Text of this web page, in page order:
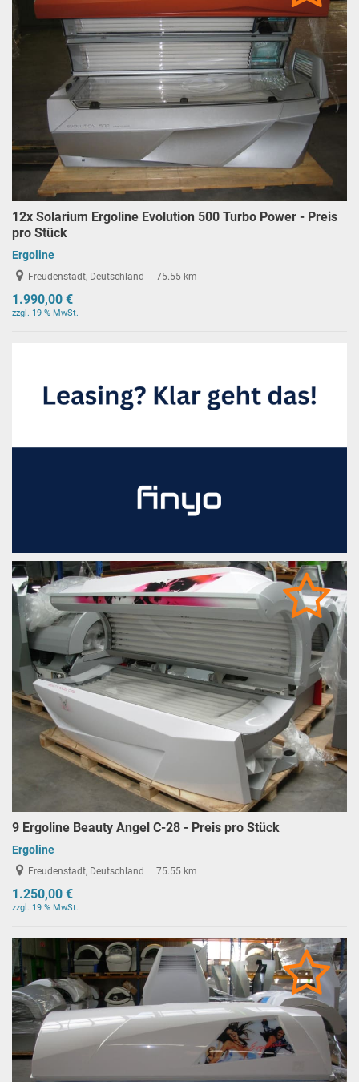
12x Solarium Ergoline Evolution 500 Turbo Power - Preis
pro Stück
Ergoline
Freudenstadt, Deutschland 75.55 km
1.990,00 €
zzgl. 19 % MwSt.
9 Ergoline Beauty Angel C-28 - Preis pro Stück
Ergoline
Freudenstadt, Deutschland 75.55 km
1.250,00 €
zzgl. 19 % MwSt.